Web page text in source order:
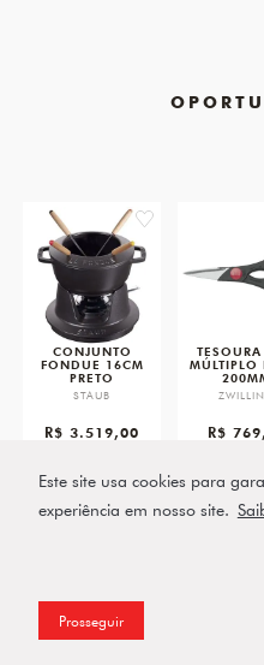
Este site usa cookies para
experiência em nosso site.
Prosseguir
favorite
CONJUNTO
FONDUE 16CM
PRETO
STAUB
R$ 3.519,00
MÚLTIPLO
R$